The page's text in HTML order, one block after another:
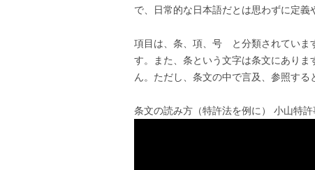
で、日常的な日本語だとは思わずに定義
項目は、条、項、号 と分類されていま
す。また、条という文字は条文にあり
ん。ただし、条文の中で言及、参照する
条文の読み方（特許法を例に） 小山特